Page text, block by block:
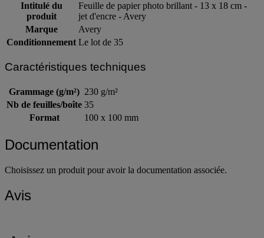
Intitulé du
produit
Feuille de papier photo brillant - 13 x 18 cm -
jet d'encre - Avery
Marque
Avery
Conditionnement Le lot de 35
Caractéristiques techniques
Grammage (g/m²) 230 g/m²
Nb de feuilles/boîte 35
Format
100 x 100 mm
Documentation
Choisissez un produit pour avoir la documentation associée.
Avis